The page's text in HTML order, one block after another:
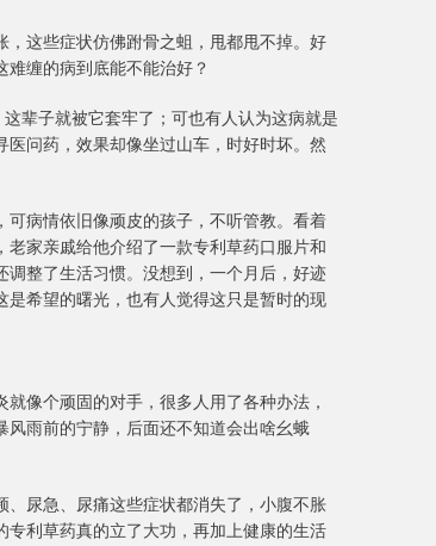
这些症状仿佛跗骨之蛆，甩都甩不掉。好
缠的病到底能不能治好？
辈子就被它套牢了；可也有人认为这病就是
问药，效果却像坐过山车，时好时坏。然
病情依旧像顽皮的孩子，不听管教。看着
家亲戚给他介绍了一款专利草药口服片和
整了生活习惯。没想到，一个月后，好迹
希望的曙光，也有人觉得这只是暂时的现
像个顽固的对手，很多人用了各种办法，
雨前的宁静，后面还不知道会出啥幺蛾
尿急、尿痛这些症状都消失了，小腹不胀
利草药真的立了大功，再加上健康的生活